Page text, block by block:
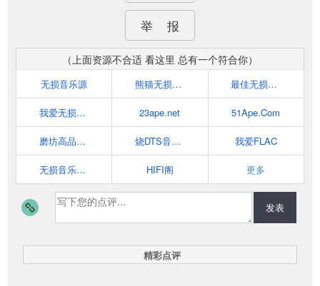
举 报
（上面资源不合适 看这里 总有一个符合你）
无损音乐源 熊猫无损音乐 最佳无损音乐殿堂
我爱无损音乐网(52wusun.com) 23ape.net 51Ape.Com
磨坊高品质音乐论坛-提供各种无损音乐下载 烧DTS音乐网 我爱FLAC
无损音乐_尽在ape-flac.com HIFI阁 更多
发表
精彩点评